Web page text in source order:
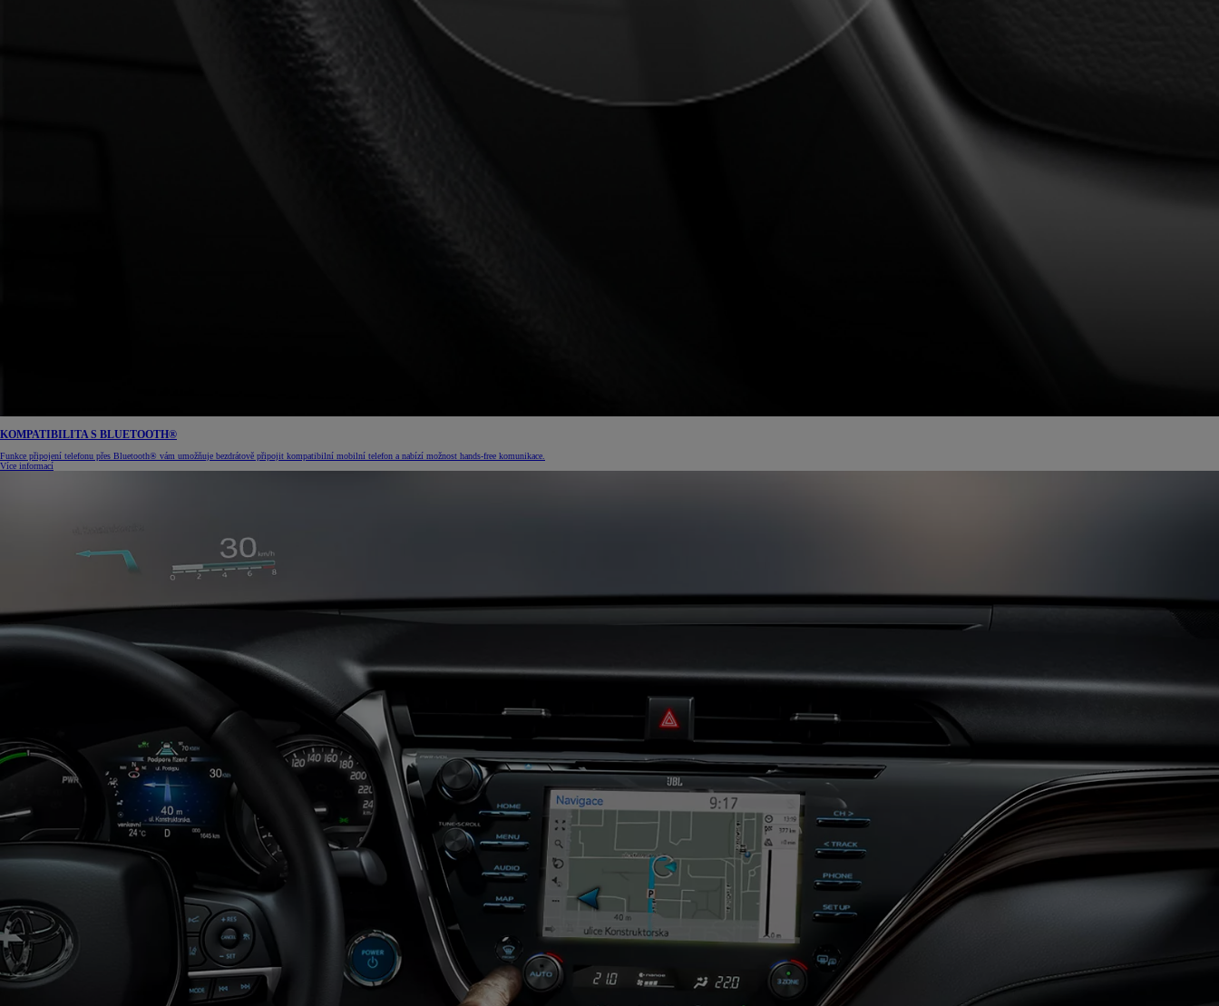
Yaris Cross
HYBRID
KOMPATIBILITA S BLUETOOTH®
Funkce připojení telefonu přes Bluetooth® vám umožňuje bezdrátově připojit kompatibilní mobilní telefon a nabízí možnost hands-free komunikace.
Více informací